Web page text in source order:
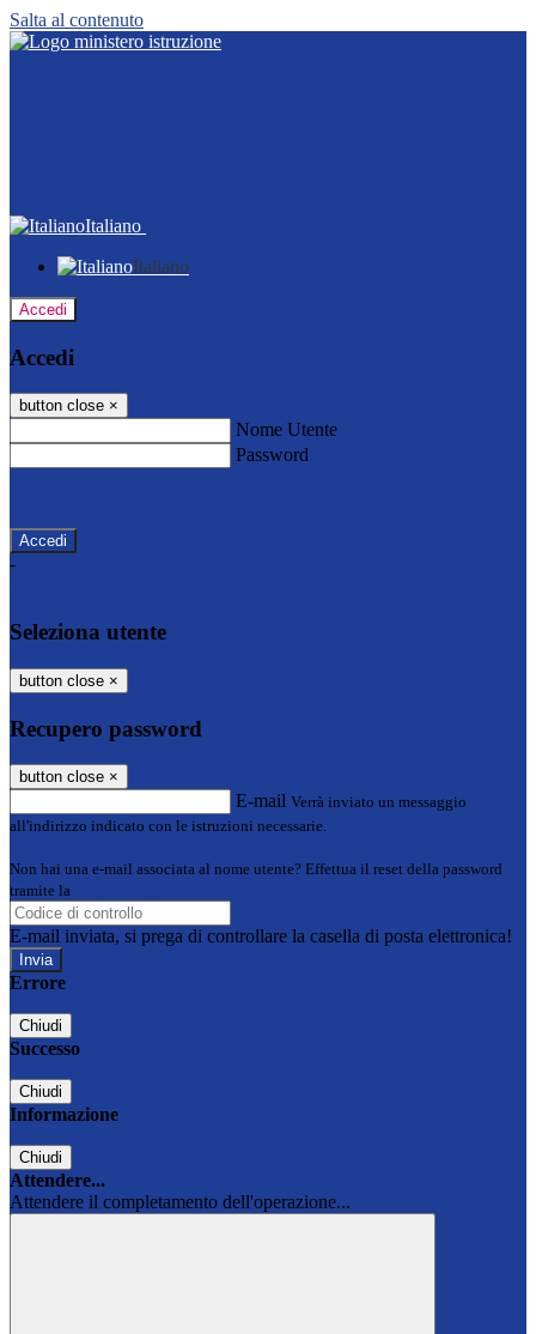
Salta al contenuto
Italiano
Italiano
Accedi
Accedi
button close ×
Nome Utente
Password
-
Seleziona utente
button close ×
Recupero password
button close ×
E-mail Verrà inviato un messaggio
all'indirizzo indicato con le istruzioni necessarie.
Non hai una e-mail associata al nome utente? Effettua il reset della password
tramite la
E-mail inviata, si prega di controllare la casella di posta elettronica!
Errore
Chiudi
Successo
Chiudi
Informazione
Chiudi
Attendere...
Attendere il completamento dell'operazione...